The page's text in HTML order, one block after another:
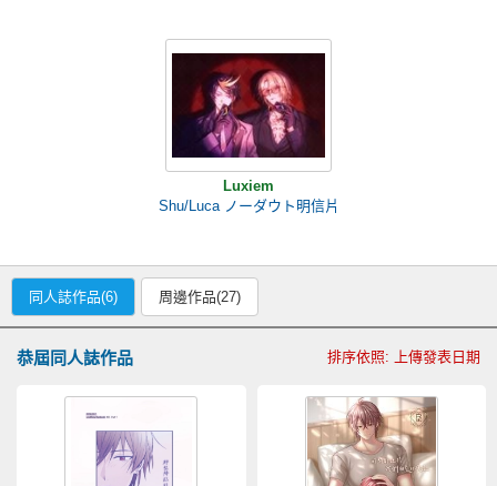
Luxiem
Shu/Luca ノーダウト明信片
同人誌作品(6) 周邊作品(27)
恭屆同人誌作品 排序依照: 上傳發表日期